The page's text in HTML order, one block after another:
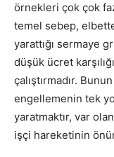
örnekleri çok çok
temel sebep,
yarattığı sermaye
düşük ücret
çalıştırmadır.
engellemenin tek
yaratmaktır, var
işçi hareketinin